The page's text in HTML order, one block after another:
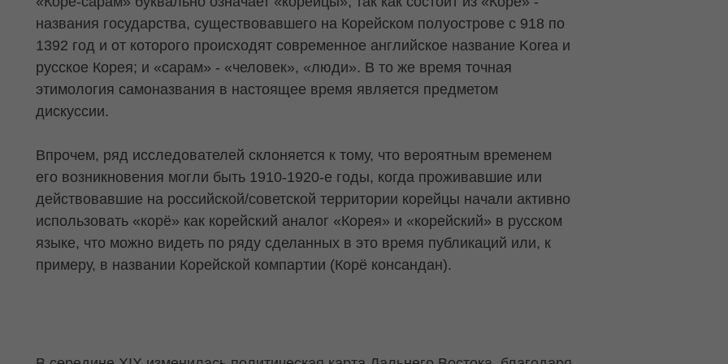
названия государства, существовавшего на Корейском полуострове с 918 по
1392 год и от которого происходят современное английское название Korea и
русское Корея; и «сарам» - «человек», «люди». В то же время точная
этимология самоназвания в настоящее время является предметом
дискуссии.
Впрочем, ряд исследователей склоняется к тому, что вероятным временем
его возникновения могли быть 1910-1920-е годы, когда проживавшие или
действовавшие на российской/советской территории корейцы начали активно
использовать «корё» как корейский аналог «Корея» и «корейский» в русском
языке, что можно видеть по ряду сделанных в это время публикаций или, к
примеру, в названии Корейской компартии (Корё консандан).